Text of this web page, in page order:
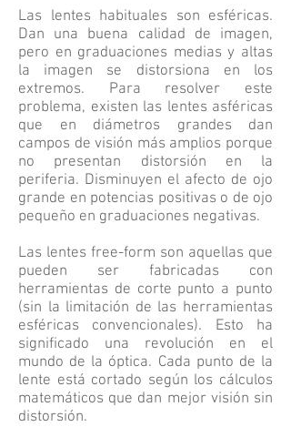
Las lentes habituales son esféricas.
Dan una buena calidad de imagen,
pero en graduaciones medias y altas
la imagen se distorsiona en los
extremos. Para resolver este
problema, existen las lentes asféricas
que en diámetros grandes dan
campos de visión más amplios porque
no presentan distorsión en la
periferia. Disminuyen el afecto de ojo
grande en potencias positivas o de ojo
pequeño en graduaciones negativas.
Las lentes free-form son aquellas que
pueden ser fabricadas con
herramientas de corte punto a punto
(sin la limitación de las herramientas
esféricas convencionales). Esto ha
significado una revolución en el
mundo de la óptica. Cada punto de la
lente está cortado según los cálculos
matemáticos que dan mejor visión sin
distorsión.